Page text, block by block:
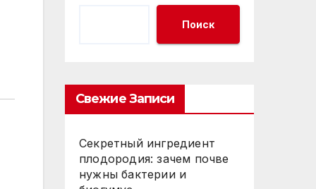
Поиск
Свежие Записи
Секретный ингредиент
плодородия: зачем почве
нужны бактерии и